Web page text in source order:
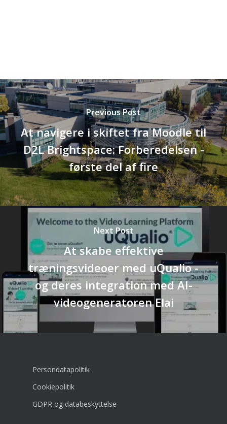
Previous Post
At navigere i skiftet fra Moodle til
D2L Brightspace: Forberedelsen -
første del af fire
Next Post
At skabe effektive
træningsvideoer med uQualio -
og deres integration med AI-
videogeneratoren Elai
Persondatapolitik
Cookiepolitik
GDPR og databeskyttelse